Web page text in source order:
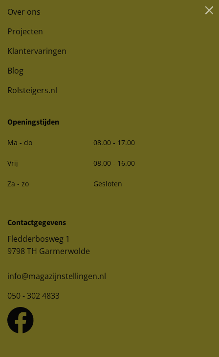
Over ons
Projecten
Klantervaringen
Blog
Rolsteigers.nl
Openingstijden
Ma - do 08.00 - 17.00
Vrij 08.00 - 16.00
Za - zo Gesloten
Contactgegevens
Fledderbosweg 1
9798 TH Garmerwolde
info@magazijnstellingen.nl
050 - 302 4833